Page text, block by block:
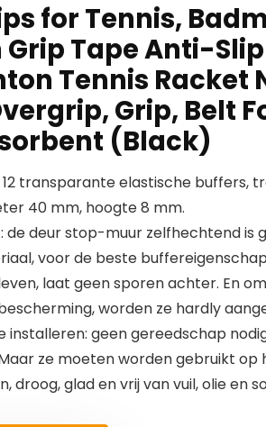
for Tennis,
Grip Tape Anti-
Tennis Racket
Grip, Belt
(Black)
transparante elastische buffers,
40 mm, hoogte 8 mm.
de deur stop-muur zelfhechtend is
voor de beste
laat geen sporen achter. En
worden ze hardly
installeren: geen gereedschap
ze moeten worden gebruikt op
droog, glad en vrij van vuil, olie en